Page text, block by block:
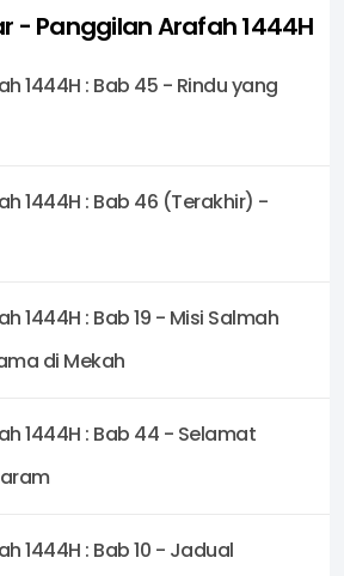
- Panggilan Arafah 1444H
1444H : Bab 45 - Rindu yang
1444H : Bab 46 (Terakhir) -
1444H : Bab 19 - Misi Salmah
di Mekah
1444H : Bab 44 - Selamat
1444H : Bab 10 - Jadual